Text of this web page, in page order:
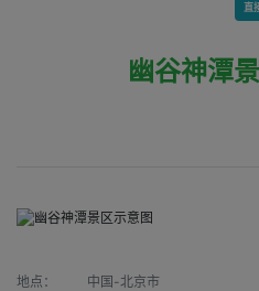
直
幽谷神潭
地点： 中国-北京市